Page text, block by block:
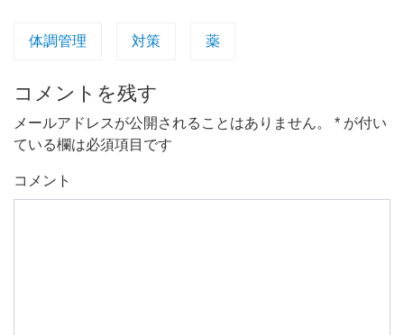
体調管理 対策 薬
コメントを残す
メールアドレスが公開されることはありません。 * が付い
ている欄は必須項目です
コメント